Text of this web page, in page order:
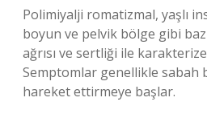
Polimiyalji romatizmal, yaşlı
boyun ve pelvik bölge gibi
ağrısı ve sertliği ile
Semptomlar genellikle sabah
hareket ettirmeye başlar.